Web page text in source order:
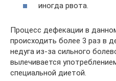
иногда рвота.
Процесс дефекации в
происходить более 3 раз в
недуга из-за сильного
вылечивается
специальной диетой.